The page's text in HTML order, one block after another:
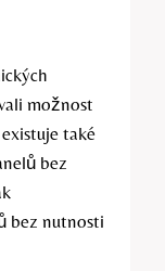
možnost
také
bez
bez nutnosti